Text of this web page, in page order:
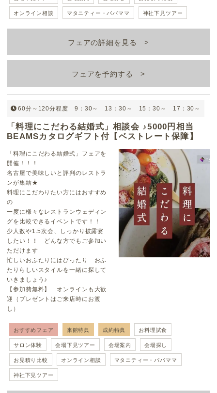
オンライン相談 マタニティー・パパママ 神社下見ツアー
フェアの詳細を見る
フェアを予約する
60分～120分程度 9：30～ 13：30～ 15：30～ 17：30～
「料理にこだわる結婚式」相談会 ♪5000円相当
BEAMSカタログギフト付【ベストレート保障】
「料理にこだわる結婚式」フェアを
開催！！！
名古屋で美味しいと評判のレストラ
ンが集結★
料理にこだわりたい方にはおすすめ
の
一度に様々なレストランウェディン
グを比較できるイベントです！！
少人数や1.5次会、しっかり披露宴
したい！！ どんな方でもご参加い
ただけます
忙しいおふたりにはぴったり おふ
たりらしいスタイルを一緒に探して
いきましょう♪
【参加費無料】 オンラインも大歓
迎（プレゼントはご来店時にお渡
し）
おすすめフェア 来館特典 成約特典 お料理試食
サロン体験 会場下見ツアー 会場案内 会場探し
お見積り比較 オンライン相談 マタニティー・パパママ
神社下見ツアー